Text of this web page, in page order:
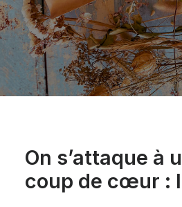
On s’attaque à
coup de cœur :